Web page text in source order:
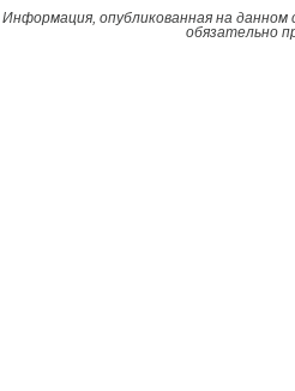
Информация, опубликованная на
обязательно